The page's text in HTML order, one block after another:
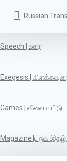
Russian
Speech | உரை
Exegesis |
Games | விளையாட்டு
Magazine |பருவ இதழ்